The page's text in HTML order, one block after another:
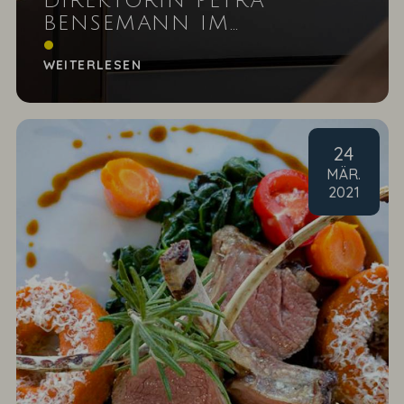
BENSEMANN IM
GESPRÄCH
WEITERLESEN
24
MÄR.
2021